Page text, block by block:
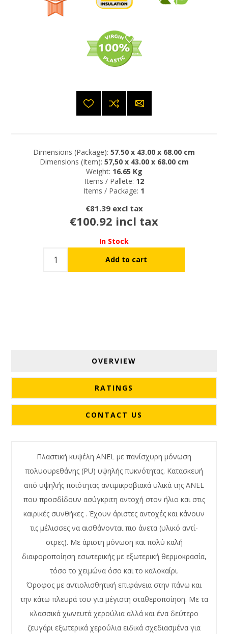
Dimensions (Package): 57.50 x 43.00 x 68.00 cm
Dimensions (Item): 57,50 x 43.00 x 68.00 cm
Weight: 16.65 Kg
Items / Pallete: 12
Items / Package: 1
€81.39 excl tax
€100.92 incl tax
In Stock
OVERVIEW
RATINGS
CONTACT US
Πλαστική κυψέλη ANEL με πανίσχυρη μόνωση
πολυουρεθάνης (PU) υψηλής πυκνότητας. Κατασκευή
από υψηλής ποιότητας αντιμικροβιακά υλικά της ANEL
που προσδίδουν ασύγκριτη αντοχή στον ήλιο και στις
καιρικές συνθήκες . Έχουν άριστες αντοχές και κάνουν
τις μέλισσες να αισθάνονται πιο άνετα (υλικό αντί-
στρες). Με άριστη μόνωση και πολύ καλή
διαφοροποίηση εσωτερικής με εξωτερική θερμοκρασία,
τόσο το χειμώνα όσο και το καλοκαίρι.
Όροφος με αντιολισθητική επιφάνεια στην πάνω και
την κάτω πλευρά του για μέγιστη σταθεροποίηση. Με τα
κλασσικά χωνευτά χερούλια αλλά και ένα δεύτερο
ζευγάρι εξωτερικά χερούλια ειδικά σχεδιασμένα για